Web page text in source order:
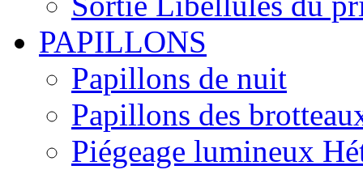
PAPILLONS
Papillons de nuit
Papillons des
Piégeage lumineux